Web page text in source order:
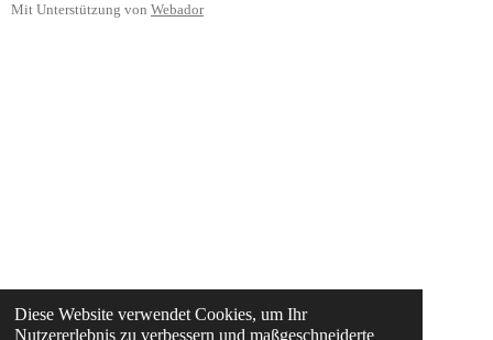
Diese Website verwendet Cookies, um Ihr
Nutzererlebnis zu verbessern und maßgeschneiderte
Mit Unterstützung von Webador